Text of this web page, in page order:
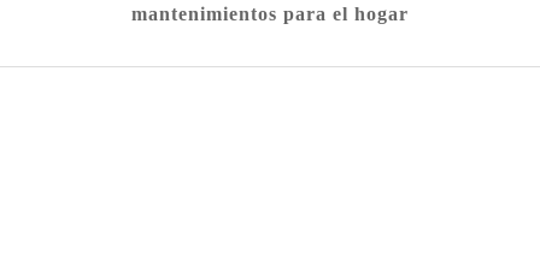
mantenimientos para el hogar